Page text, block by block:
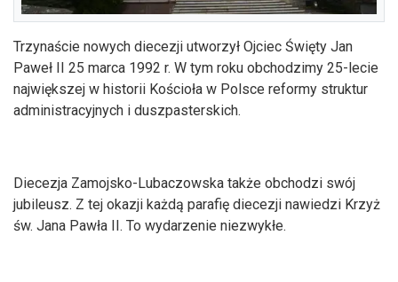
Trzynaście nowych diecezji utworzył Ojciec Święty Jan
Paweł II 25 marca 1992 r. W tym roku obchodzimy 25-lecie
największej w historii Kościoła w Polsce reformy struktur
administracyjnych i duszpasterskich.
Diecezja Zamojsko-Lubaczowska także obchodzi swój
jubileusz. Z tej okazji każdą parafię diecezji nawiedzi Krzyż
św. Jana Pawła II. To wydarzenie niezwykłe.